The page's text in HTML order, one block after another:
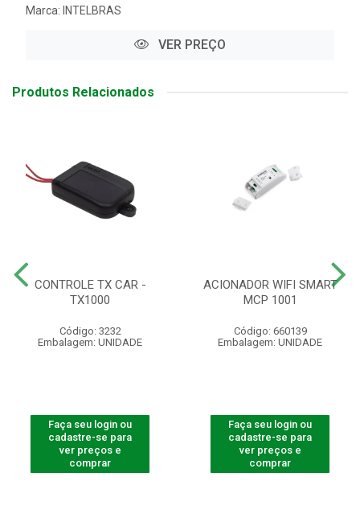
Marca: INTELBRAS
VER PREÇO
Produtos Relacionados
CONTROLE TX CAR -
TX1000
Código: 3232
Embalagem: UNIDADE
Faça seu login ou
cadastre-se para
ver preços e
comprar
ACIONADOR WIFI SMART
MCP 1001
Código: 660139
Embalagem: UNIDADE
Faça seu login ou
cadastre-se para
ver preços e
comprar